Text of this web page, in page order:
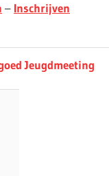
– Inschrijven
Jeugdmeeting